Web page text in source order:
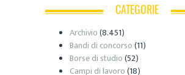
CATEGORIE
Archivio(8.451)
Bandi di concorso(11)
Borse di studio(52)
Campi di lavoro(18)